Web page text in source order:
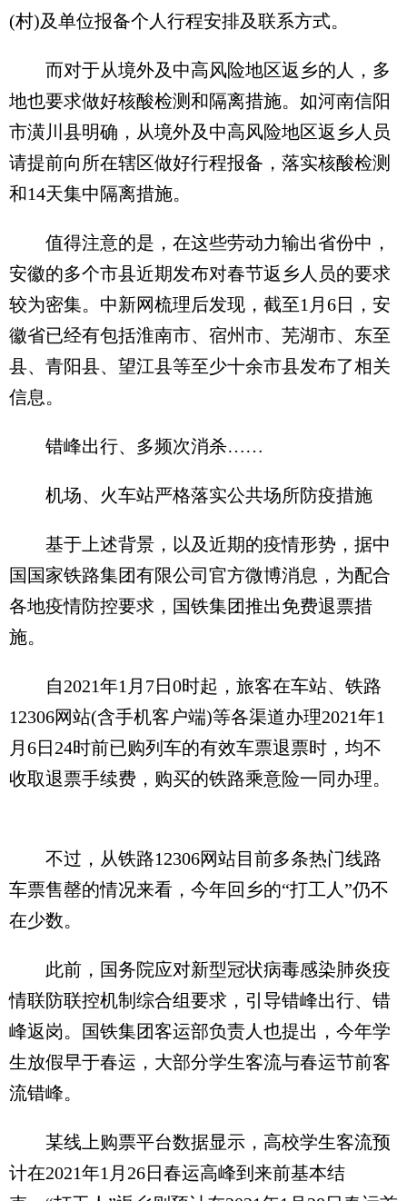
(村)及单位报备个人行程安排及联系方式。
而对于从境外及中高风险地区返乡的人，多
地也要求做好核酸检测和隔离措施。如河南信阳
市潢川县明确，从境外及中高风险地区返乡人员
请提前向所在辖区做好行程报备，落实核酸检测
和14天集中隔离措施。
值得注意的是，在这些劳动力输出省份中，
安徽的多个市县近期发布对春节返乡人员的要求
较为密集。中新网梳理后发现，截至1月6日，安
徽省已经有包括淮南市、宿州市、芜湖市、东至
县、青阳县、望江县等至少十余市县发布了相关
信息。
错峰出行、多频次消杀……
机场、火车站严格落实公共场所防疫措施
基于上述背景，以及近期的疫情形势，据中
国国家铁路集团有限公司官方微博消息，为配合
各地疫情防控要求，国铁集团推出免费退票措
施。
自2021年1月7日0时起，旅客在车站、铁路
12306网站(含手机客户端)等各渠道办理2021年1
月6日24时前已购列车的有效车票退票时，均不
收取退票手续费，购买的铁路乘意险一同办理。
不过，从铁路12306网站目前多条热门线路
车票售罄的情况来看，今年回乡的“打工人”仍不
在少数。
此前，国务院应对新型冠状病毒感染肺炎疫
情联防联控机制综合组要求，引导错峰出行、错
峰返岗。国铁集团客运部负责人也提出，今年学
生放假早于春运，大部分学生客流与春运节前客
流错峰。
某线上购票平台数据显示，高校学生客流预
计在2021年1月26日春运高峰到来前基本结